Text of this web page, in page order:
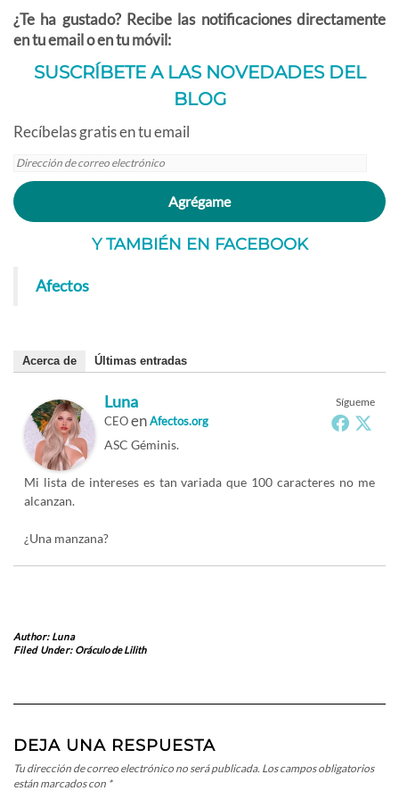
¿Te ha gustado? Recibe las notificaciones directamente
en tu email o en tu móvil:
SUSCRÍBETE A LAS NOVEDADES DEL
BLOG
Recíbelas gratis en tu email
Dirección
de
correo
electrónico
Agrégame
Y TAMBIÉN EN FACEBOOK
Afectos
Acerca de Últimas entradas
Sígueme
Luna
CEOenAfectos.org
ASC Géminis.
Mi lista de intereses es tan variada que 100 caracteres no me
alcanzan.
¿Una manzana?
Author: Luna
Filed Under: Oráculo de Lilith
DEJA UNA RESPUESTA
Tu dirección de correo electrónico no será publicada. Los campos obligatorios
están marcados con *